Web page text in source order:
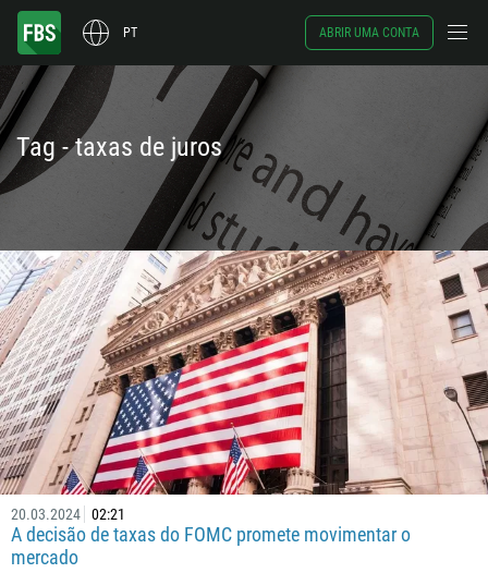
PT ABRIR UMA CONTA
Tag - taxas de juros
20.03.2024 02:21
A decisão de taxas do FOMC promete movimentar o
mercado